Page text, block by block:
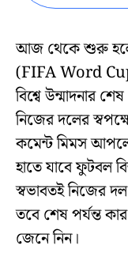
আজ থেকে শুরু হলো
(FIFA Word Cup
বিশ্বে উন্মাদনার
নিজের দলের
কমেন্ট মিমস
হাতে যাবে ফুটবল
স্বভাবতই নিজের
তবে শেষ পর্যন্ত
জেনে নিন।